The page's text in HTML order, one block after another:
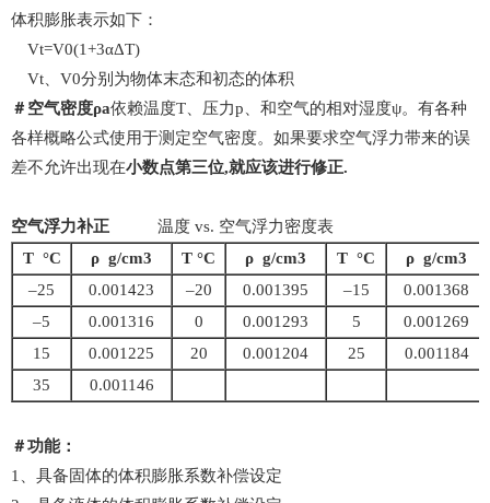
体积膨胀表示如下：
Vt=V0(1+3αΔT)
Vt、V0分别为物体末态和初态的体积
＃空气密度ρa依赖温度T、压力p、和空气的相对湿度ψ。有各种
各样概略公式使用于测定空气密度。如果要求空气浮力带来的误
差不允许出现在小数点第三位,就应该进行修正.
空气浮力补正
温度 vs. 空气浮力密度表
T °C
ρ g/cm3 T °C ρ g/cm3 T °C
ρ g/cm3
–25
0.001423 –20 0.001395 –15
0.001368
–5
0.001316 0 0.001293 5
0.001269
15
0.001225 20 0.001204 25
0.001184
35
0.001146
＃功能：
1、具备固体的体积膨胀系数补偿设定